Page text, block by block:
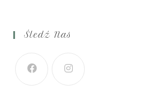
Śledź Nas